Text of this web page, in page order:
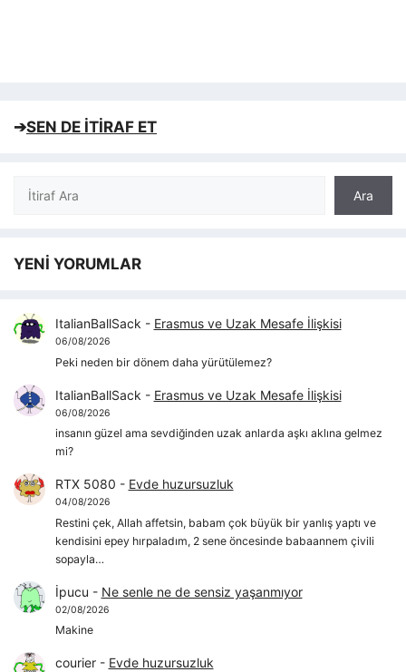
➔SEN DE İTİRAF ET
Ara
Ara
YENİ YORUMLAR
ItalianBallSack - Erasmus ve Uzak Mesafe İlişkisi
06/08/2026
Peki neden bir dönem daha yürütülemez?
ItalianBallSack - Erasmus ve Uzak Mesafe İlişkisi
06/08/2026
insanın güzel ama sevdiğinden uzak anlarda aşkı aklına gelmez
mi?
RTX 5080 - Evde huzursuzluk
04/08/2026
Restini çek, Allah affetsin, babam çok büyük bir yanlış yaptı ve
kendisini epey hırpaladım, 2 sene öncesinde babaannem çivili
sopayla…
İpucu - Ne senle ne de sensiz yaşanmıyor
02/08/2026
Makine
courier- Evde huzursuzluk